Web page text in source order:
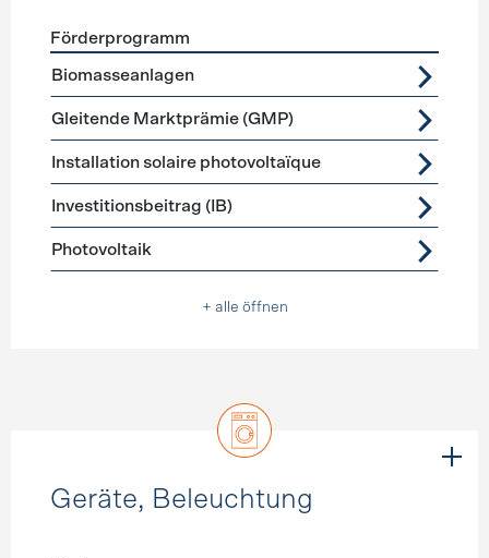
Förderprogramme
Förderprogramm
Biomasseanlagen
Gleitende Marktprämie (GMP)
Installation solaire photovoltaïque
Investitionsbeitrag (IB)
Photovoltaik
+ alle öffnen
Geräte, Beleuchtung